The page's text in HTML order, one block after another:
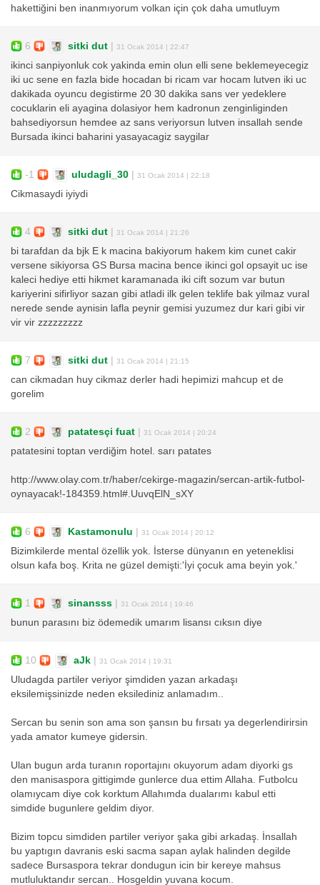
hakettiğini ben inanmıyorum volkan için çok daha umutluym
6 sitki dut | 31 Ocak 2014 | 22:47
ikinci sanpiyonluk cok yakinda emin olun elli sene beklemeyecegiz
iki uc sene en fazla bide hocadan bi ricam var hocam lutven iki uc
dakikada oyuncu degistirme 20 30 dakika sans ver yedeklere
cocuklarin eli ayagina dolasiyor hem kadronun zenginliginden
bahsediyorsun hemdee az sans veriyorsun lutven insallah sende
Bursada ikinci baharini yasayacagiz saygilar
-1 uludagli_30 | 31 Ocak 2014 | 22:18
Cikmasaydi iyiydi
4 sitki dut | 31 Ocak 2014 | 21:26
bi tarafdan da bjk E k macina bakiyorum hakem kim cunet cakir
versene sikiyorsa GS Bursa macina bence ikinci gol opsayit uc ise
kaleci hediye etti hikmet karamanada iki cift sozum var butun
kariyerini sifirliyor sazan gibi atladi ilk gelen teklife bak yilmaz vural
nerede sende aynisin lafla peynir gemisi yuzumez dur kari gibi vir
vir vir zzzzzzzzz
7 sitki dut | 31 Ocak 2014 | 21:15
can cikmadan huy cikmaz derler hadi hepimizi mahcup et de
gorelim
2 patatesçi fuat | 31 Ocak 2014 | 20:24
patatesini toptan verdiğim hotel. sarı patates
http://www.olay.com.tr/haber/cekirge-magazin/sercan-artik-futbol-
oynayacak!-184359.html#.UuvqElN_sXY
6 Kastamonulu | 31 Ocak 2014 | 20:12
Bizimkilerde mental özellik yok. İsterse dünyanın en yeteneklisi
olsun kafa boş. Krita ne güzel demişti:'İyi çocuk ama beyin yok.'
1 sinansss | 31 Ocak 2014 | 19:46
bunun parasını biz ödemedik umarım lisansı cıksın diye
10 aJk | 31 Ocak 2014 | 19:31
Uludagda partiler veriyor şimdiden yazan arkadaşı
eksilemişsinizde neden eksilediniz anlamadım..
Sercan bu senin son ama son şansın bu fırsatı ya degerlendirirsin
yada amator kumeye gidersin.
Ulan bugun arda turanın roportajını okuyorum adam diyorki gs
den manisaspora gittigimde gunlerce dua ettim Allaha. Futbolcu
olamıycam diye cok korktum Allahımda dualarımı kabul etti
simdide bugunlere geldim diyor.
Bizim topcu simdiden partiler veriyor şaka gibi arkadaş. İnsallah
bu yaptıgın davranis eski sacma sapan aylak halinden degilde
sadece Bursaspora tekrar dondugun icin bir kereye mahsus
mutluluktandır sercan.. Hosgeldin yuvana kocum.